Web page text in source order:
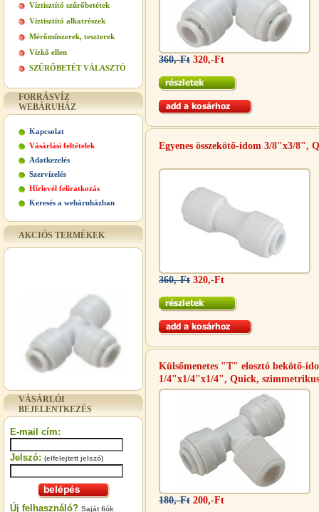
Víztisztító szűrőbetétek
Víztisztító alkatrészek
Mérőműszerek, teszterek
Vízkő ellen
SZŰRŐBETÉT VÁLASZTÓ
FORRÁSVÍZ
WEBÁRUHÁZ
Kapcsolat
Vásárlási feltételek
Adatkezelés
Szervízelés
Hírlevél feliratkozás
Keresés a webáruházban
AKCIÓS TERMÉKEK
Quick
360,-Ft
320,-Ft
---------
VÁSÁRLÓI
BEJELENTKEZÉS
E-mail cím:
Jelszó: (elfelejtett jelszó)
Új felhasználó? Saját fiók
360,-Ft 320,-Ft
Egyenes összekötő-idom 3/8"x3/8",
360,-Ft 320,-Ft
Külsőmenetes "T" elosztó bekötő-
1/4"x1/4"x1/4", Quick, szimmetrikus
180,-Ft 200,-Ft